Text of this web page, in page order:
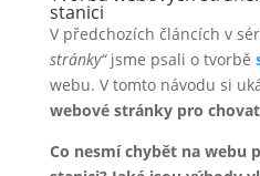
stanici
V předchozích článcích v
stránky“jsme psali o tvorbě
webu. V tomto návodu si
webové stránky pro
Co nesmí chybět na webu